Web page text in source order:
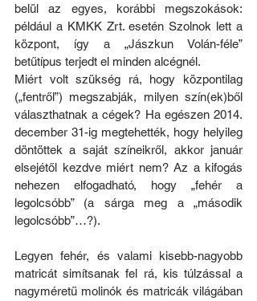
belül az egyes, korábbi megszokások:
például a KMKK Zrt. esetén Szolnok lett a
központ, így a „Jászkun Volán-féle”
betűtípus terjedt el minden alcégnél.
Miért volt szükség rá, hogy központilag
(„fentről”) megszabják, milyen szín(ek)ből
választhatnak a cégek? Ha egészen 2014.
december 31-ig megtehették, hogy helyileg
döntöttek a saját színeikről, akkor január
elsejétől kezdve miért nem? Az a kifogás
nehezen elfogadható, hogy „fehér a
legolcsóbb” (a sárga meg a „második
legolcsóbb”…?).
Legyen fehér, és valami kisebb-nagyobb
matricát simítsanak fel rá, kis túlzással a
nagyméretű molinók és matricák világában